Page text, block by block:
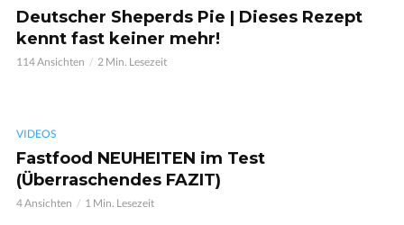
Deutscher Sheperds Pie | Dieses Rezept
kennt fast keiner mehr!
114 Ansichten 2 Min. Lesezeit
VIDEOS
Fastfood NEUHEITEN im Test
(Überraschendes FAZIT)
4 Ansichten 1 Min. Lesezeit